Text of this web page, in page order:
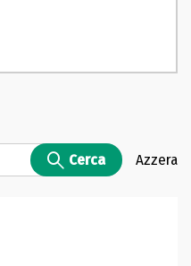
Cerca Azzera